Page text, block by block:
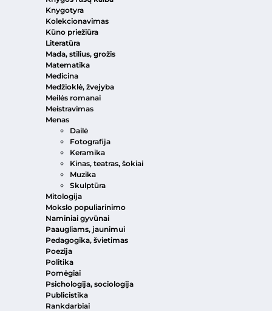
Knygotyra
Kolekcionavimas
Kūno priežiūra
Literatūra
Mada, stilius, grožis
Matematika
Medicina
Medžioklė, žvejyba
Meilės romanai
Meistravimas
Menas
Dailė
Fotografija
Keramika
Kinas, teatras, šokiai
Muzika
Skulptūra
Mitologija
Mokslo populiarinimo
Naminiai gyvūnai
Paaugliams, jaunimui
Pedagogika, švietimas
Poezija
Politika
Pomėgiai
Psichologija, sociologija
Publicistika
Rankdarbiai